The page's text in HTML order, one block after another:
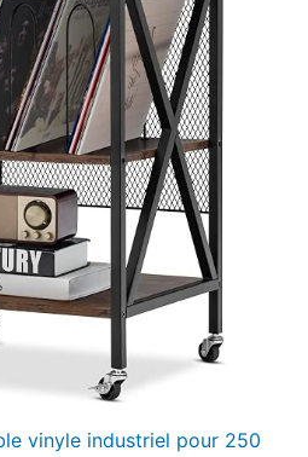
vinyle industriel pour 250